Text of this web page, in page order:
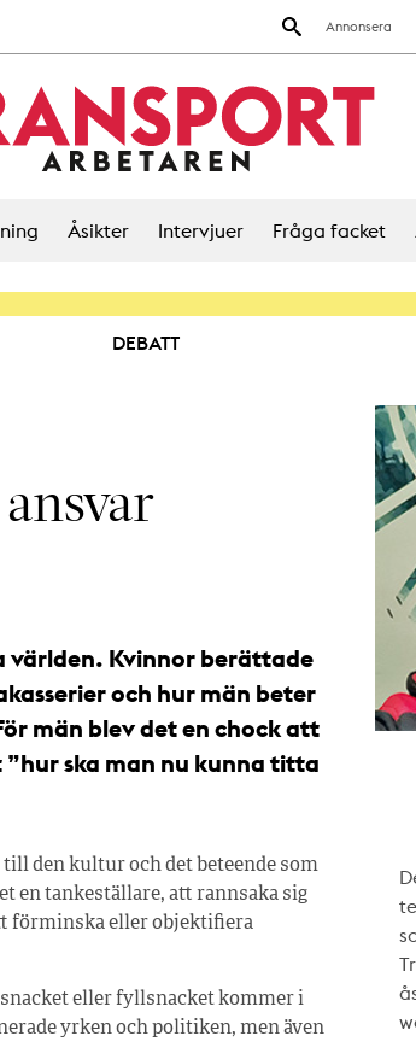
Annonsera
Åsikter Intervjuer Fråga facket
DEBATT
världen. Kvinnor berättade
och hur män beter
män blev det en chock att
ska man nu kunna titta
den kultur och det beteende som
en tankeställare, att rannsaka sig
förminska eller objektifiera
eller fyllsnacket kommer i
yrken och politiken, men även